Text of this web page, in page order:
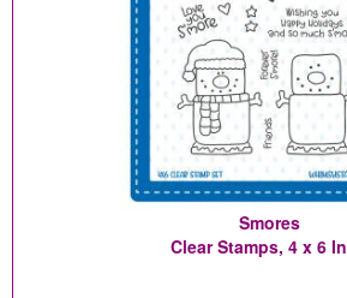
Smores
Clear Stamps, 4 x 6